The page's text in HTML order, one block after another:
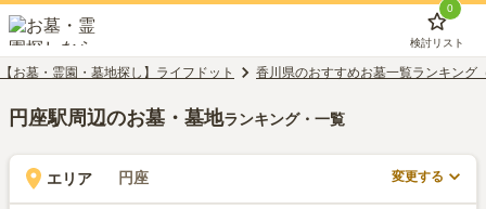
0
検討リスト
【お墓・霊園・墓地探し】ライフドット 香川県のおすすめお墓一覧ランキング
円座駅周辺のお墓・墓地ランキング・一覧
エリア 円座 変更する